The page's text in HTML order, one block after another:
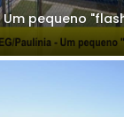
Um pequeno